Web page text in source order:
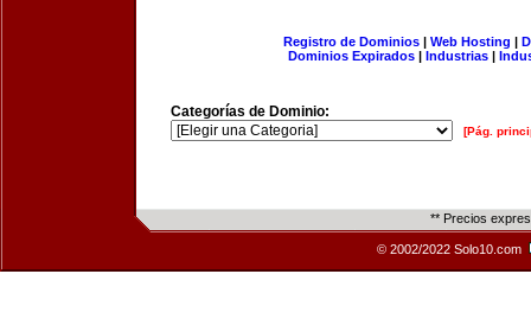
Registro de Dominios| Web Hosting |
Dominios Expirados | Industrias |
Categorías de Dominio:
[Pág.
** Precios
© 2002/2022 Solo10.com